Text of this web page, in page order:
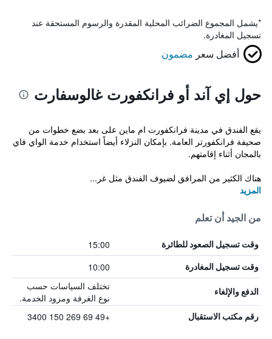
*يشمل المجموع الضرائب المحلية المقدرة والرسوم المستحقة عند
تسجيل المغادرة.
أفضل سعر مضمون
حول إي آند أو فرانكفورت غالوسفارت
يقع الفندق في مدينة فرانكفورت ام ماين على بعد بضع خطوات من
صحيفة فرانكفورتر العامة. بإمكان النزلاء أيضاً استخدام خدمة الواي فاي
بالمجان أثناء إقامتهم.
هناك الكثير من المرافق لضيوف الفندق مثل غر...
المزيد
من الجيد أن تعلم
وقت تسجيل الصعود للطائرة 15:00
وقت تسجيل المغادرة 10:00
الدفع والإلغاء
تختلف السياسات حسب
نوع الغرفة ومزود الخدمة.
رقم مكتب الاستقبال +49 69 269 150 3400